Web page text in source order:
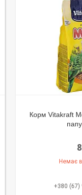
Корм Vitakraft
Немає
+380 (67)